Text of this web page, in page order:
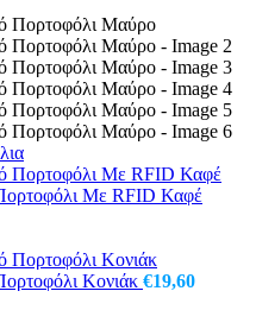
Με RFID Καφέ
Κονιάκ €19,60